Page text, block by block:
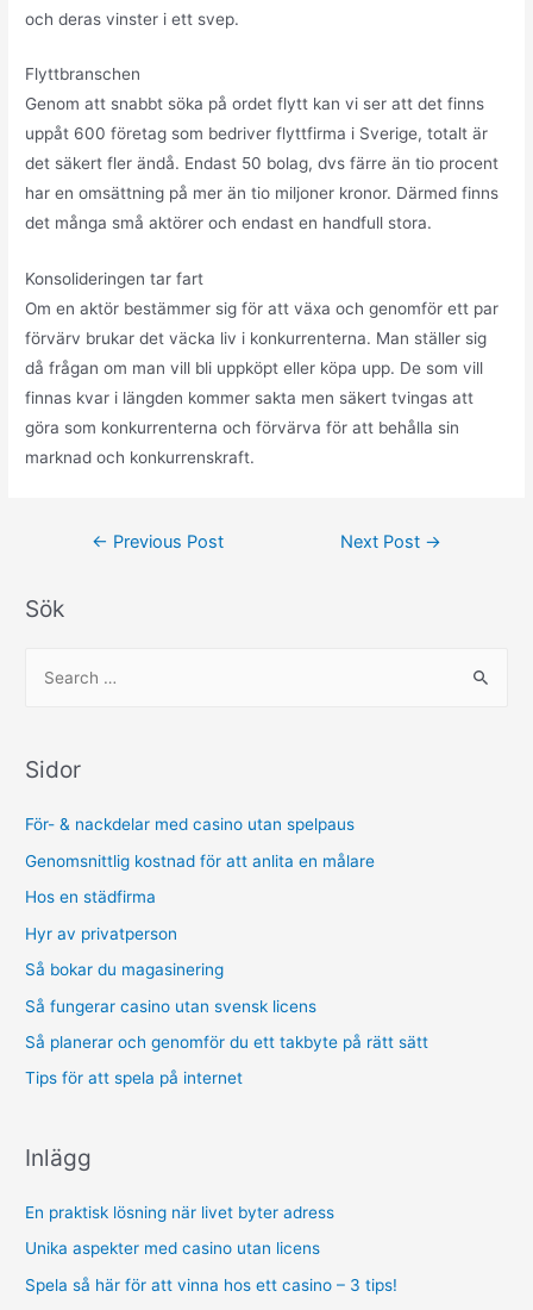
och deras vinster i ett svep.
Flyttbranschen
Genom att snabbt söka på ordet flytt kan vi ser att det finns
uppåt 600 företag som bedriver flyttfirma i Sverige, totalt är
det säkert fler ändå. Endast 50 bolag, dvs färre än tio procent
har en omsättning på mer än tio miljoner kronor. Därmed finns
det många små aktörer och endast en handfull stora.
Konsolideringen tar fart
Om en aktör bestämmer sig för att växa och genomför ett par
förvärv brukar det väcka liv i konkurrenterna. Man ställer sig
då frågan om man vill bli uppköpt eller köpa upp. De som vill
finnas kvar i längden kommer sakta men säkert tvingas att
göra som konkurrenterna och förvärva för att behålla sin
marknad och konkurrenskraft.
Post← Previous Post Next Post →
Sök
r
h
f
o
Sidor
För- & nackdelar med casino utan spelpaus
Genomsnittlig kostnad för att anlita en målare
Hos en städfirma
Hyr av privatperson
Så bokar du magasinering
Så fungerar casino utan svensk licens
Så planerar och genomför du ett takbyte på rätt sätt
Tips för att spela på internet
Inlägg
En praktisk lösning när livet byter adress
Unika aspekter med casino utan licens
Spela så här för att vinna hos ett casino – 3 tips!